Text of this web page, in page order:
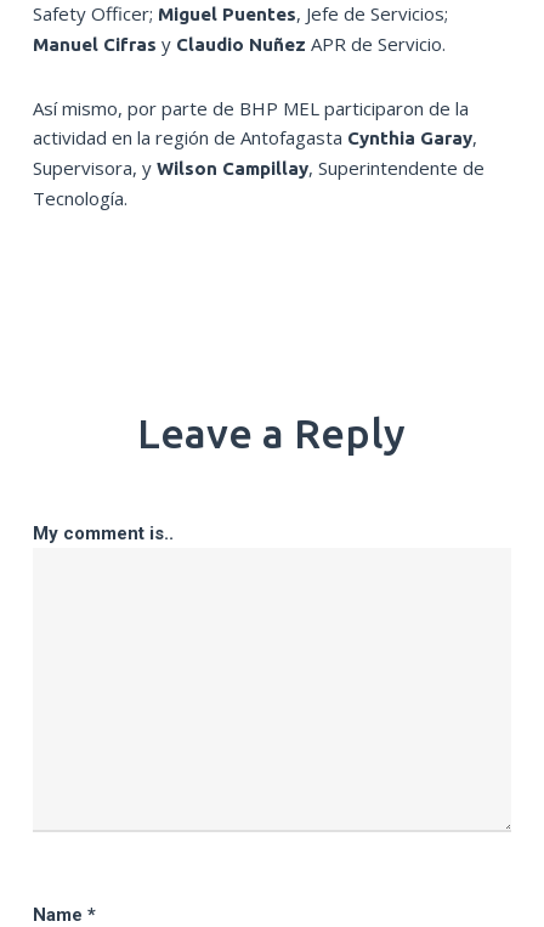
Safety Officer; Miguel Puentes, Jefe de Servicios;
Manuel Cifras y Claudio Nuñez APR de Servicio.
Así mismo, por parte de BHP MEL participaron de la
actividad en la región de Antofagasta Cynthia Garay,
Supervisora, y Wilson Campillay, Superintendente de
Tecnología.
Leave a Reply
My comment is..
Name *